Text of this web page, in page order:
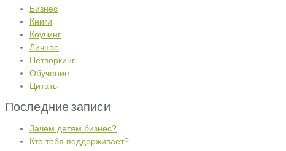
Бизнес
Книги
Коучинг
Личное
Нетворкинг
Обучение
Цитаты
Последние записи
Зачем детям бизнес?
Кто тебя поддерживает?